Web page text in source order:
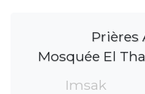
Mosquée El
Imsak